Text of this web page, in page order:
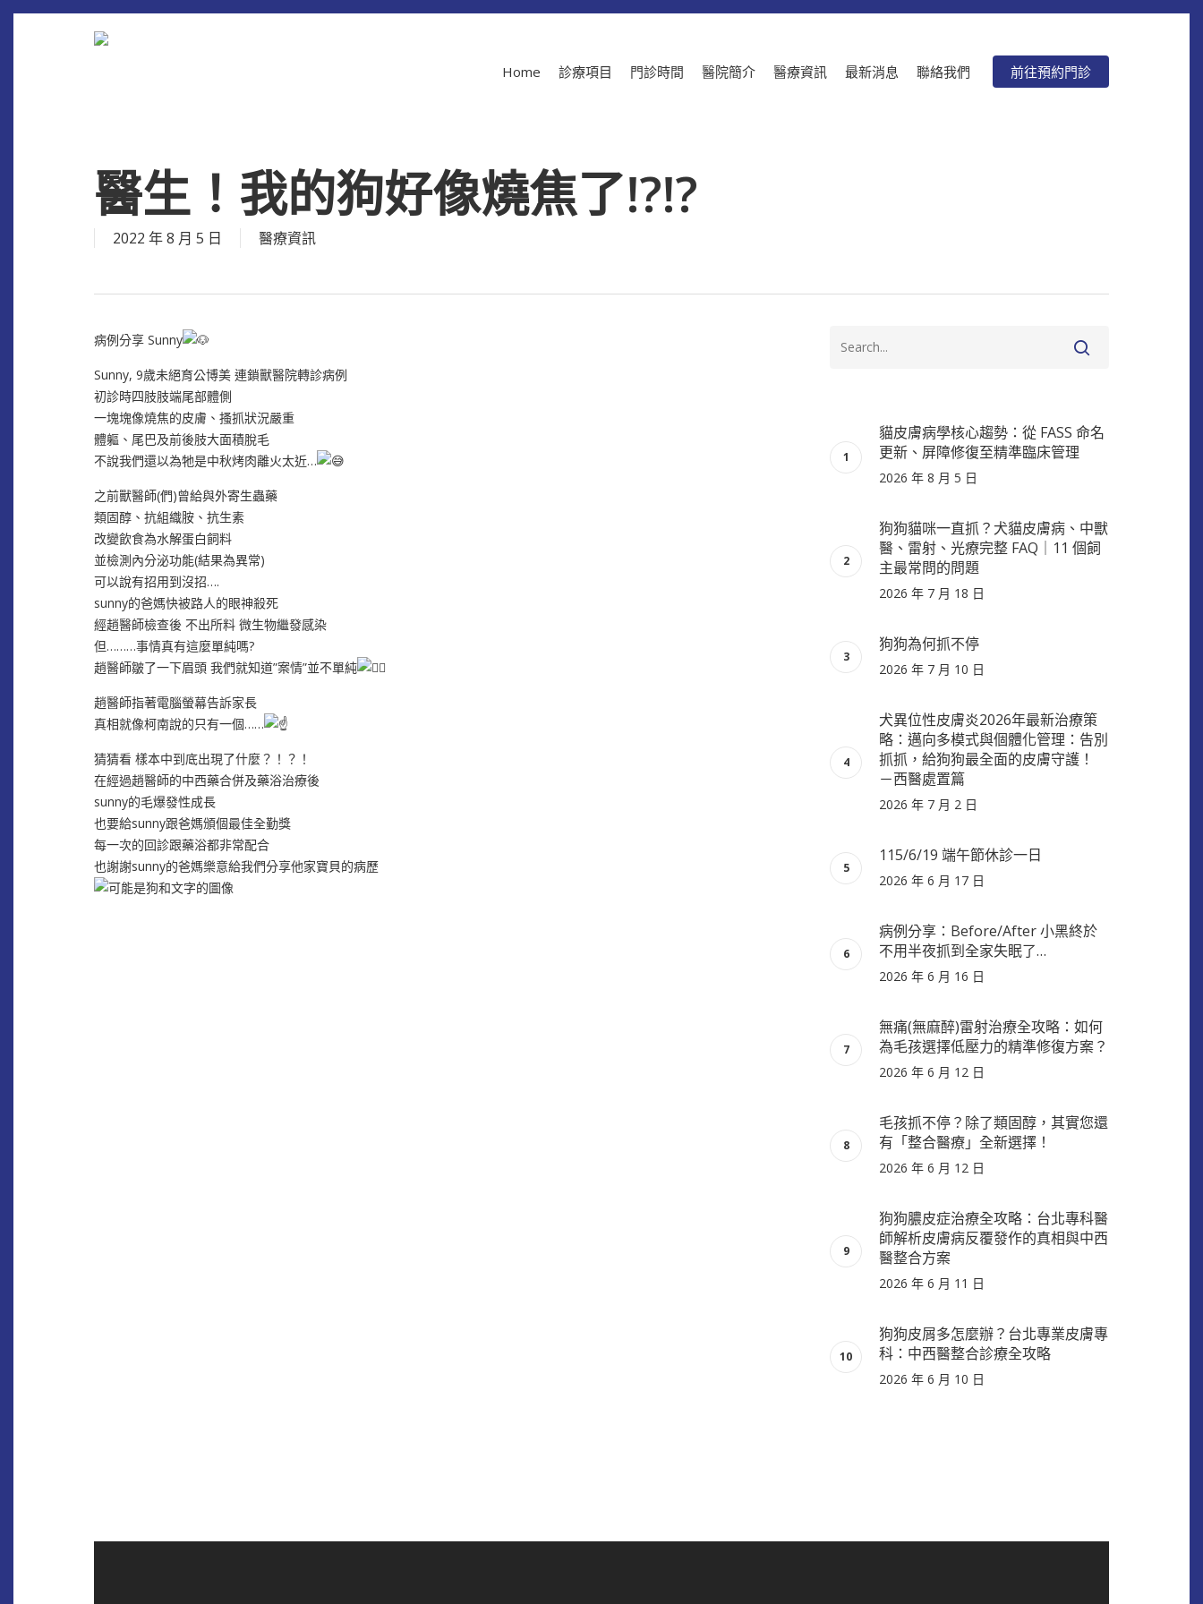
Skip
Home 診療項目 門診時間 醫院簡介 醫療資訊 最新消息 聯絡我們 前往預約門診
醫生！我的狗好像燒焦了!?!?
2022 年 8 月 5 日 醫療資訊
病例分享 Sunny
Sunny, 9歲未絕育公博美 連鎖獸醫院轉診病例
初診時四肢肢端尾部體側
一塊塊像燒焦的皮膚、搔抓狀況嚴重
體軀、尾巴及前後肢大面積脫毛
不說我們還以為牠是中秋烤肉離火太近…
之前獸醫師(們)曾給與外寄生蟲藥
類固醇、抗組織胺、抗生素
改變飲食為水解蛋白飼料
並檢測內分泌功能(結果為異常)
可以說有招用到沒招….
sunny的爸媽快被路人的眼神殺死
經趙醫師檢查後 不出所料 微生物繼發感染
但………事情真有這麼單純嗎?
趙醫師皺了一下眉頭 我們就知道”案情”並不單純
趙醫師指著電腦螢幕告訴家長
真相就像柯南說的只有一個……
猜猜看 樣本中到底出現了什麼？！？！
在經過趙醫師的中西藥合併及藥浴治療後
sunny的毛爆發性成長
也要給sunny跟爸媽頒個最佳全勤獎
每一次的回診跟藥浴都非常配合
也謝謝sunny的爸媽樂意給我們分享他家寶貝的病歷
貓皮膚病學核心趨勢：從 FASS 命名
更新、屏障修復至精準臨床管理
2026 年 8 月 5 日
狗狗貓咪一直抓？犬貓皮膚病、中獸
醫、雷射、光療完整 FAQ｜11 個飼
主最常問的問題
2026 年 7 月 18 日
狗狗為何抓不停
2026 年 7 月 10 日
犬異位性皮膚炎2026年最新治療策
略：邁向多模式與個體化管理：告別
抓抓，給狗狗最全面的皮膚守護！
－西醫處置篇
2026 年 7 月 2 日
115/6/19 端午節休診一日
2026 年 6 月 17 日
病例分享：Before/After 小黑終於
不用半夜抓到全家失眠了…
2026 年 6 月 16 日
無痛(無麻醉)雷射治療全攻略：如何
為毛孩選擇低壓力的精準修復方案？
2026 年 6 月 12 日
毛孩抓不停？除了類固醇，其實您還
有「整合醫療」全新選擇！
2026 年 6 月 12 日
狗狗膿皮症治療全攻略：台北專科醫
師解析皮膚病反覆發作的真相與中西
醫整合方案
2026 年 6 月 11 日
狗狗皮屑多怎麼辦？台北專業皮膚專
科：中西醫整合診療全攻略
2026 年 6 月 10 日